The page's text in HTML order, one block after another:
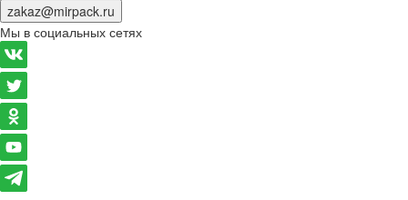
zakaz@mirpack.ru
Мы в социальных сетях